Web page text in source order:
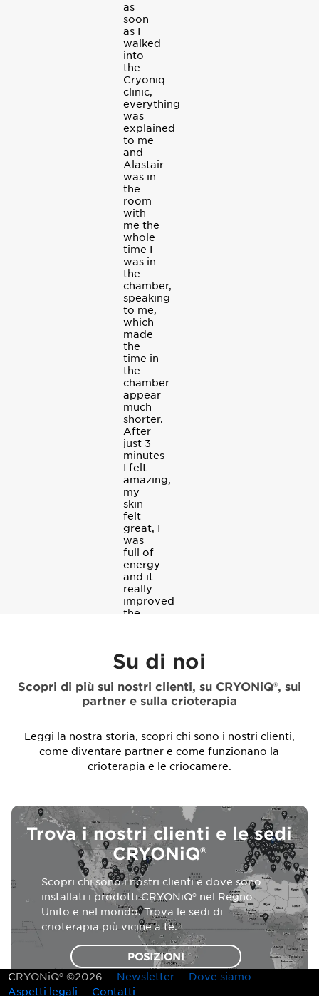
as
soon
as I
walked
into
the
Cryoniq
clinic,
everything
was
explained
to me
and
Alastair
was in
the
room
with
me the
whole
time I
was in
the
chamber,
speaking
to me,
which
made
the
time in
the
chamber
appear
much
shorter.
After
just 3
minutes
I felt
amazing,
my
skin
felt
great, I
was
full of
energy
and it
really
improved
the
Su di noi
Scopri di più sui nostri clienti, su CRYONiQ®, sui
partner e sulla crioterapia
Leggi la nostra storia, scopri chi sono i nostri clienti,
come diventare partner e come funzionano la
crioterapia e le criocamere.
Trova i nostri clienti e le sedi
CRYONiQ®
Scopri chi sono i nostri clienti e dove sono
installati i prodotti CRYONiQ® nel Regno
Unito e nel mondo. Trova le sedi di
crioterapia più vicine a te.
POSIZIONI
CRYONiQ® ©2026 Newsletter
Dove siamo
Aspetti legali
Contatti